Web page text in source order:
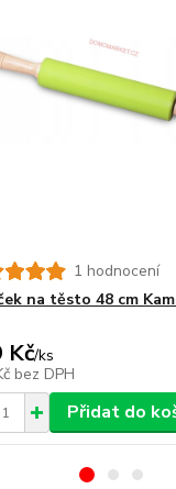
1 hodnocení
na těsto 48 cm
Kč/ks
bez DPH
Přidat do